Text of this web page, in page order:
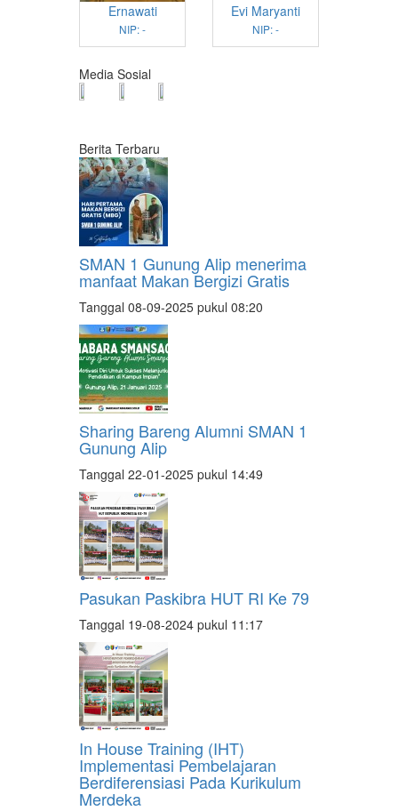
Ernawati
NIP: -
Evi Maryanti
NIP: -
Media Sosial
Berita Terbaru
SMAN 1 Gunung Alip menerima
manfaat Makan Bergizi Gratis
Tanggal 08-09-2025 pukul 08:20
Sharing Bareng Alumni SMAN 1
Gunung Alip
Tanggal 22-01-2025 pukul 14:49
Pasukan Paskibra HUT RI Ke 79
Tanggal 19-08-2024 pukul 11:17
In House Training (IHT)
Implementasi Pembelajaran
Berdiferensiasi Pada Kurikulum
Merdeka